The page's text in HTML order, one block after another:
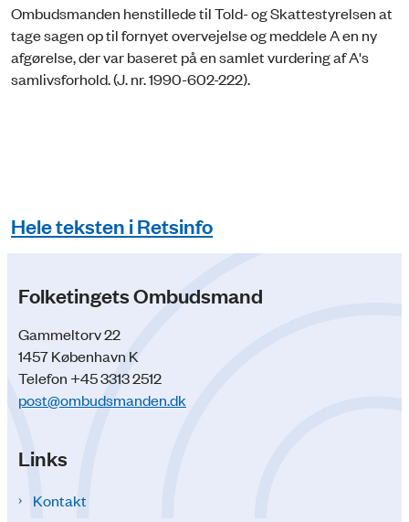
Ombudsmanden henstillede til Told- og Skattestyrelsen at
tage sagen op til fornyet overvejelse og meddele A en ny
afgørelse, der var baseret på en samlet vurdering af A's
samlivsforhold. (J. nr. 1990-602-222).
Hele teksten i Retsinfo
Folketingets Ombudsmand
Gammeltorv 22
1457 København K
Telefon +45 3313 2512
post@ombudsmanden.dk
Links
Kontakt